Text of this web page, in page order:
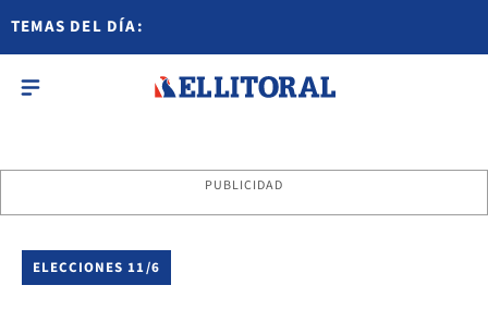
TEMAS DEL DÍA:
PUBLICIDAD
ELECCIONES 11/6